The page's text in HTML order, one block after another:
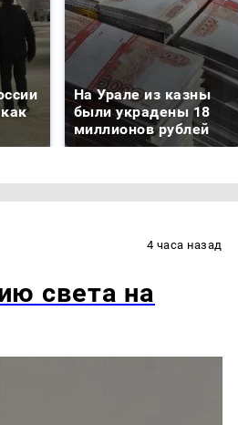
На Урале из казны
были украдены 18
миллионов рублей
4 часа назад
света на